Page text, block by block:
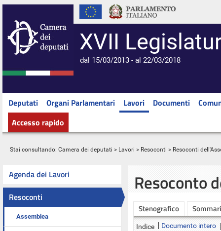
XVII
dal 15/03/2013 - al 22/03/2018
Deputati Organi Parlamentari Lavori Documenti
Accesso rapido
Stai consultando: Camera dei deputati > Lavori > Resoconti > Resoconti
Agenda dei Lavori
Resoconti
Assemblea
Resoconto
Stenografico
Indice Documento intero